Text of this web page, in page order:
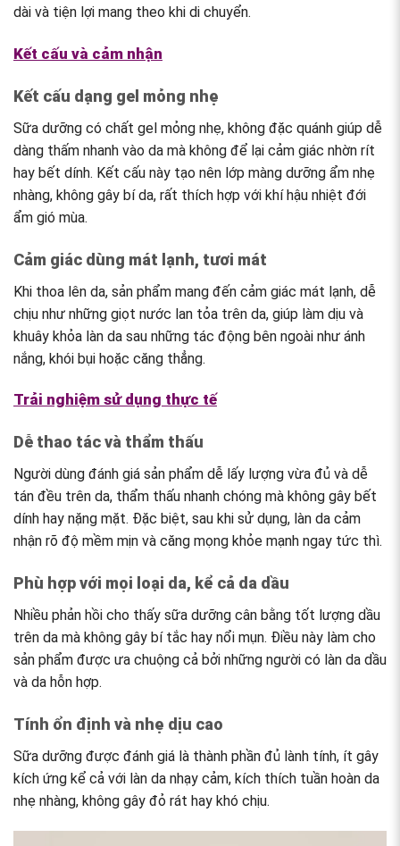
dài và tiện lợi mang theo khi di chuyển.
Kết cấu và cảm nhận
Kết cấu dạng gel mỏng nhẹ
Sữa dưỡng có chất gel mỏng nhẹ, không đặc quánh giúp dễ
dàng thấm nhanh vào da mà không để lại cảm giác nhờn rít
hay bết dính. Kết cấu này tạo nên lớp màng dưỡng ẩm nhẹ
nhàng, không gây bí da, rất thích hợp với khí hậu nhiệt đới
ẩm gió mùa.
Cảm giác dùng mát lạnh, tươi mát
Khi thoa lên da, sản phẩm mang đến cảm giác mát lạnh, dễ
chịu như những giọt nước lan tỏa trên da, giúp làm dịu và
khuây khỏa làn da sau những tác động bên ngoài như ánh
nắng, khói bụi hoặc căng thẳng.
Trải nghiệm sử dụng thực tế
Dễ thao tác và thẩm thấu
Người dùng đánh giá sản phẩm dễ lấy lượng vừa đủ và dễ
tán đều trên da, thẩm thấu nhanh chóng mà không gây bết
dính hay nặng mặt. Đặc biệt, sau khi sử dụng, làn da cảm
nhận rõ độ mềm mịn và căng mọng khỏe mạnh ngay tức thì.
Phù hợp với mọi loại da, kể cả da dầu
Nhiều phản hồi cho thấy sữa dưỡng cân bằng tốt lượng dầu
trên da mà không gây bí tắc hay nổi mụn. Điều này làm cho
sản phẩm được ưa chuộng cả bởi những người có làn da dầu
và da hỗn hợp.
Tính ổn định và nhẹ dịu cao
Sữa dưỡng được đánh giá là thành phần đủ lành tính, ít gây
kích ứng kể cả với làn da nhạy cảm, kích thích tuần hoàn da
nhẹ nhàng, không gây đỏ rát hay khó chịu.